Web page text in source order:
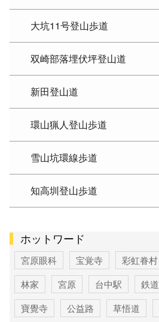
大坑11号登山歩道
双崎部落埋伏坪登山道
新田登山道
環山猟人登山歩道
雪山坑環線歩道
知高圳登山歩道
ホットワード
宮原眼科 宝覚寺 彩虹眷村
林家
宮原 台中駅 鉄道
寶覺寺
公益路 草悟道